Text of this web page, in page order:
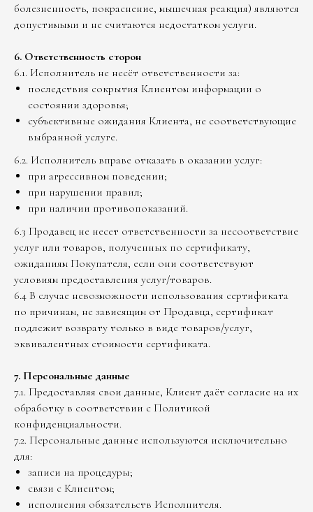
болезненность, покраснение, мышечная реакция) являются
допустимыми и не считаются недостатком услуги.
6. Ответственность сторон
6.1. Исполнитель не несёт ответственности за:
последствия сокрытия Клиентом информации о
состоянии здоровья;
субъективные ожидания Клиента, не соответствующие
выбранной услуге.
6.2. Исполнитель вправе отказать в оказании услуг:
при агрессивном поведении;
при нарушении правил;
при наличии противопоказаний.
6.3 Продавец не несет ответственности за несоответствие
услуг или товаров, полученных по сертификату,
ожиданиям Покупателя, если они соответствуют
условиям предоставления услуг/товаров.
6.4 В случае невозможности использования сертификата
по причинам, не зависящим от Продавца, сертификат
подлежит возврату только в виде товаров/услуг,
эквивалентных стоимости сертификата.
7. Персональные данные
7.1. Предоставляя свои данные, Клиент даёт согласие на их
обработку в соответствии с Политикой
конфиденциальности.
7.2. Персональные данные используются исключительно
для:
записи на процедуры;
связи с Клиентом;
исполнения обязательств Исполнителя.